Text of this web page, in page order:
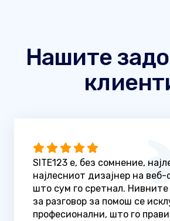
Нашите
SITE123 е, без сомнение,
најлесниот дизајнер на
што сум го сретнал.
за разговор за помош се
професионални, што го